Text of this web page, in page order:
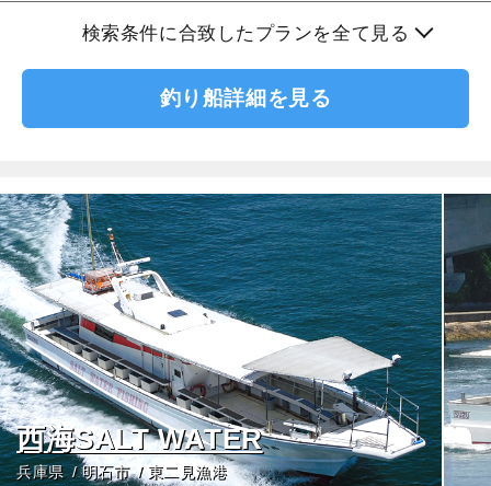
検索条件に合致したプランを全て見る
釣り船詳細を見る
西海SALT WATER
兵庫県 明石市 東二見漁港